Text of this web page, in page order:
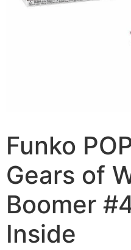
Funko
Gears of
Boomer
Inside